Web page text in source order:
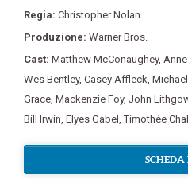
Regia: Christopher Nolan
Produzione: Warner Bros.
Cast: Matthew McConaughey,
Wes Bentley, Casey Affleck,
Grace, Mackenzie Foy, John
Bill Irwin, Elyes Gabel ,Timothée
SCHEDA